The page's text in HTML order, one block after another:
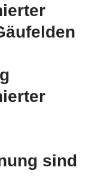
sind